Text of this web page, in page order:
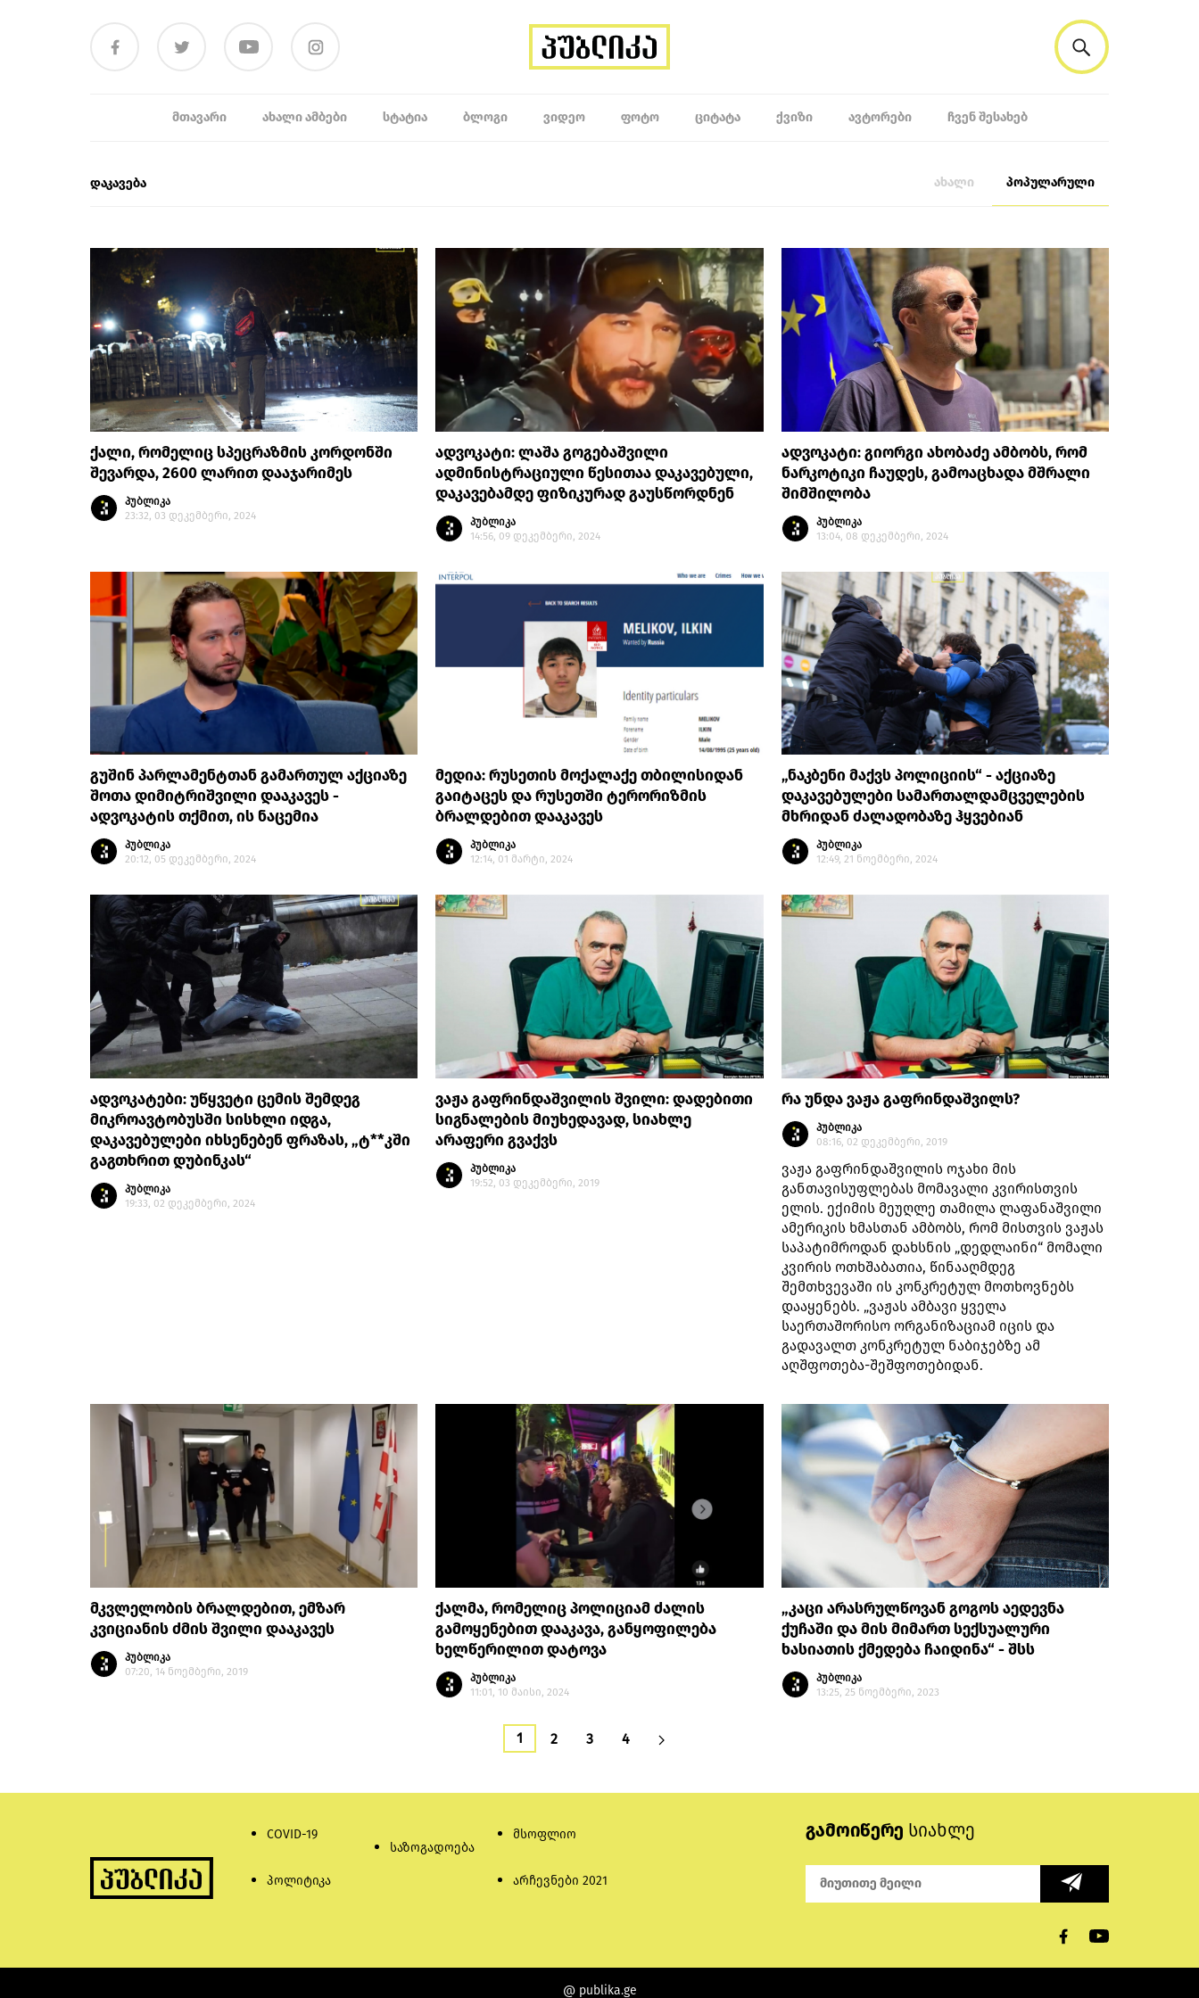
ᲛᲗᲐᲕᲐᲠᲘ ᲐᲮᲐᲚᲘ ᲐᲛᲑᲔᲑᲘ ᲡᲢᲐᲢᲘᲐ ᲑᲚᲝᲒᲘ ᲕᲘᲓᲔᲝ ᲤᲝᲢᲝ ᲪᲘᲢᲐᲢᲐ ᲥᲕᲘᲖᲘ ᲐᲕᲢᲝᲠᲔᲑᲘ ᲩᲕᲔᲜ ᲨᲔᲡᲐᲮᲔᲑ
დაკავება ახალი პოპულარული
ქალი, რომელიც სპეცრაზმის კორდონში
შევარდა, 2600 ლარით დააჯარიმეს
პუბლიკა
23:32, 03 დეკემბერი, 2024
ადვოკატი: ლაშა გოგებაშვილი
ადმინისტრაციული წესითაა დაკავებული,
დაკავებამდე ფიზიკურად გაუსწორდნენ
პუბლიკა
14:56, 09 დეკემბერი, 2024
ადვოკატი: გიორგი ახობაძე ამბობს, რომ
ნარკოტიკი ჩაუდეს, გამოაცხადა მშრალი
შიმშილობა
პუბლიკა
13:04, 08 დეკემბერი, 2024
გუშინ პარლამენტთან გამართულ აქციაზე
შოთა დიმიტრიშვილი დააკავეს -
ადვოკატის თქმით, ის ნაცემია
პუბლიკა
20:12, 05 დეკემბერი, 2024
მედია: რუსეთის მოქალაქე თბილისიდან
გაიტაცეს და რუსეთში ტერორიზმის
ბრალდებით დააკავეს
პუბლიკა
12:14, 01 მარტი, 2024
„ნაკბენი მაქვს პოლიციის“ - აქციაზე
დაკავებულები სამართალდამცველების
მხრიდან ძალადობაზე ჰყვებიან
პუბლიკა
12:49, 21 ნოემბერი, 2024
ადვოკატები: უწყვეტი ცემის შემდეგ
მიკროავტობუსში სისხლი იდგა,
დაკავებულები იხსენებენ ფრაზას, „ტ**კში
გაგთხრით დუბინკას“
პუბლიკა
19:33, 02 დეკემბერი, 2024
ვაჟა გაფრინდაშვილის შვილი: დადებითი
სიგნალების მიუხედავად, სიახლე
არაფერი გვაქვს
პუბლიკა
19:52, 03 დეკემბერი, 2019
რა უნდა ვაჟა გაფრინდაშვილს?
პუბლიკა
08:16, 02 დეკემბერი, 2019
ვაჟა გაფრინდაშვილის ოჯახი მის
განთავისუფლებას მომავალი კვირისთვის
ელის. ექიმის მეუღლე თამილა ლაფანაშვილი
ამერიკის ხმასთან ამბობს, რომ მისთვის ვაჟას
საპატიმროდან დახსნის „დედლაინი“ მომალი
კვირის ოთხშაბათია, წინააღმდეგ
შემთხვევაში ის კონკრეტულ მოთხოვნებს
დააყენებს. „ვაჟას ამბავი ყველა
საერთაშორისო ორგანიზაციამ იცის და
გადავალთ კონკრეტულ ნაბიჯებზე ამ
აღშფოთება-შეშფოთებიდან.
მკვლელობის ბრალდებით, ემზარ
კვიციანის ძმის შვილი დააკავეს
პუბლიკა
07:20, 14 ნოემბერი, 2019
ქალმა, რომელიც პოლიციამ ძალის
გამოყენებით დააკავა, განყოფილება
ხელწერილით დატოვა
პუბლიკა
11:01, 10 მაისი, 2024
„კაცი არასრულწოვან გოგოს აედევნა
ქუჩაში და მის მიმართ სექსუალური
ხასიათის ქმედება ჩაიდინა“ - შსს
პუბლიკა
13:25, 25 ნოემბერი, 2023
1 2 3 4
COVID-19
პოლიტიკა
საზოგადოება
მსოფლიო
არჩევნები 2021
გამოიწერე სიახლე
@ publika.ge